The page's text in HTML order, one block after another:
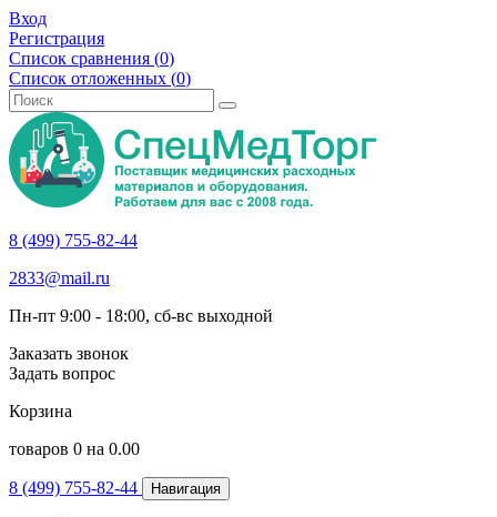
Вход
Регистрация
Список сравнения (0)
Список отложенных (0)
8 (499) 755-82-44
2833@mail.ru
Пн-пт 9:00 - 18:00, сб-вс выходной
Заказать звонок
Задать вопрос
Корзина
товаров 0 на 0.00
8 (499) 755-82-44 Навигация